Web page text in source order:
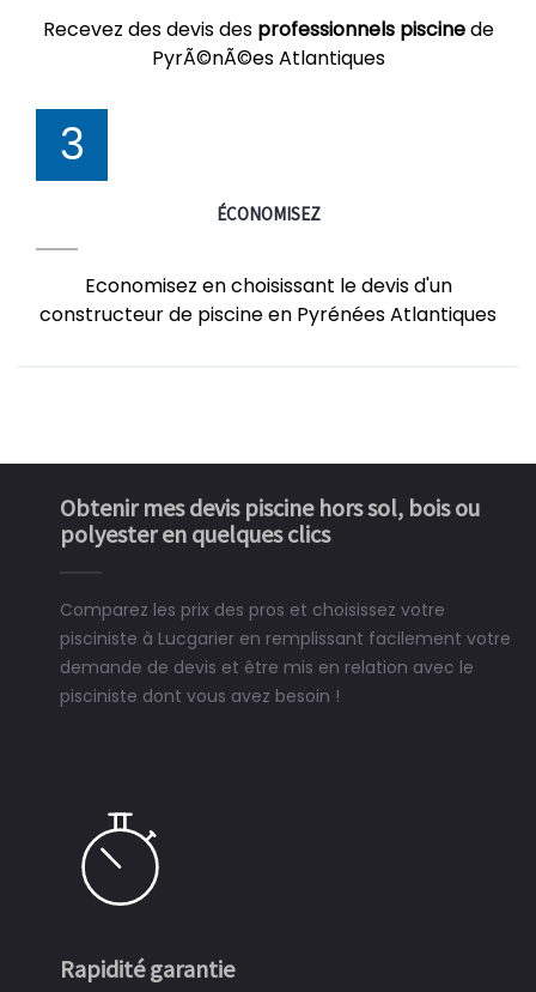
Recevez des devis des professionnels piscinede
PyrÃ©nÃ©es Atlantiques
3
ÉCONOMISEZ
Economisez en choisissant le devis d'un
constructeur de piscine en Pyrénées Atlantiques
Obtenir mes devis piscine hors sol, bois ou
polyester en quelques clics
Comparez les prix des pros et choisissez votre
pisciniste à Lucgarier en remplissant facilement votre
demande de devis et être mis en relation avec le
pisciniste dont vous avez besoin !
Rapidité garantie